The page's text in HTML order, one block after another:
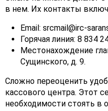
в нем. Их контакты
Email: srcmail@irc-
Горячая линия: 8 834
Местонахождение
Сущинского, д. 9.
Сложно переоценить
кассового центра. Этот
необходимости стоять в